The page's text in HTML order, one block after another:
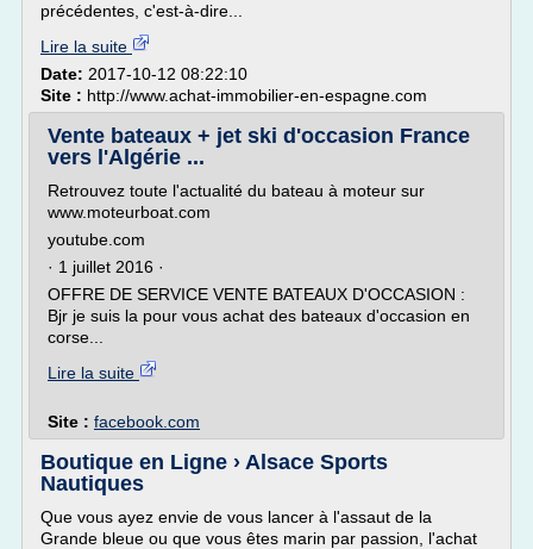
précédentes, c'est-à-dire...
Lire la suite
Date: 2017-10-12 08:22:10
Site : http://www.achat-immobilier-en-espagne.com
Vente bateaux + jet ski d'occasion France
vers l'Algérie ...
Retrouvez toute l'actualité du bateau à moteur sur
www.moteurboat.com
youtube.com
· 1 juillet 2016 ·
OFFRE DE SERVICE VENTE BATEAUX D'OCCASION :
Bjr je suis la pour vous achat des bateaux d'occasion en
corse...
Lire la suite
Site : facebook.com
Boutique en Ligne › Alsace Sports
Nautiques
Que vous ayez envie de vous lancer à l'assaut de la
Grande bleue ou que vous êtes marin par passion, l'achat